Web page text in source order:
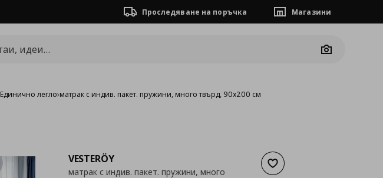
Проследяване на поръчка Магазини
Camera
Единично легло›матрак с индив. пакет. пружини, много твърд, 90x200 см
Добави към списъка с
VESTERÖY
матрак с индив. пакет. пружини, много